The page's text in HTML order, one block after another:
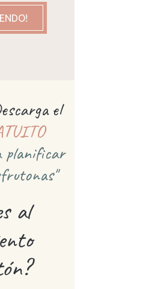
el
planificar
al